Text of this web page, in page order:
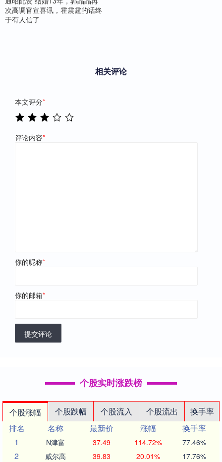
次高调官宣喜讯，霍震霆的话终
于有人信了
相关评论
本文评分*
评论内容*
你的昵称*
你的邮箱*
提交评论
个股实时涨跌榜
个股涨幅 个股跌幅 个股流入 个股流出
换手率
排名
名称 最新价 涨幅
换手率
1
N津富 37.49 114.72% 77.46%
2 威尔高 39.83 20.01% 17.76%